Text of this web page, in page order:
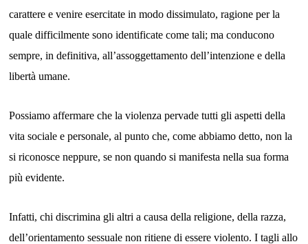
carattere e venire esercitate in modo dissimulato, ragione per la
quale difficilmente sono identificate come tali; ma conducono
sempre, in definitiva, all’assoggettamento dell’intenzione e della
libertà umane.
Possiamo affermare che la violenza pervade tutti gli aspetti della
vita sociale e personale, al punto che, come abbiamo detto, non la
si riconosce neppure, se non quando si manifesta nella sua forma
più evidente.
Infatti, chi discrimina gli altri a causa della religione, della razza,
dell’orientamento sessuale non ritiene di essere violento. I tagli allo